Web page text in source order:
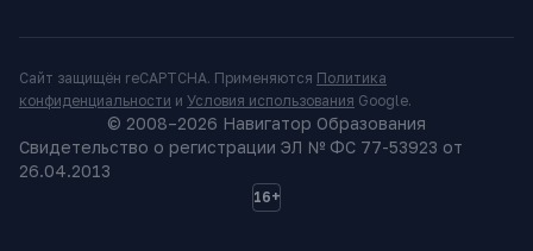
Сайт защищён reCAPTCHA. Применяются Политика
конфиденциальности и Условия использования Google.
© 2008–2026 Навигатор Образования
Свидетельство о регистрации ЭЛ № ФС 77-53923 от
26.04.2013
16+